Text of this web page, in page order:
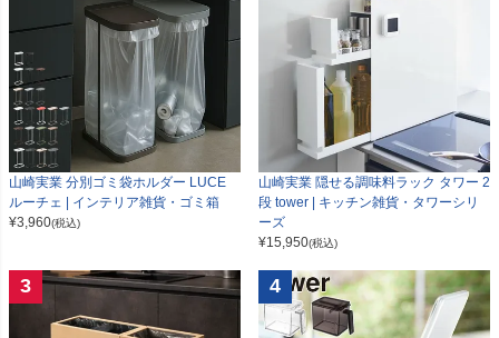
山崎実業 分別ゴミ袋ホルダー LUCE
ルーチェ | インテリア雑貨・ゴミ箱
¥3,960(税込)
山崎実業 隠せる調味料ラック タワー 2
段 tower | キッチン雑貨・タワーシリ
ーズ
¥15,950(税込)
3 4